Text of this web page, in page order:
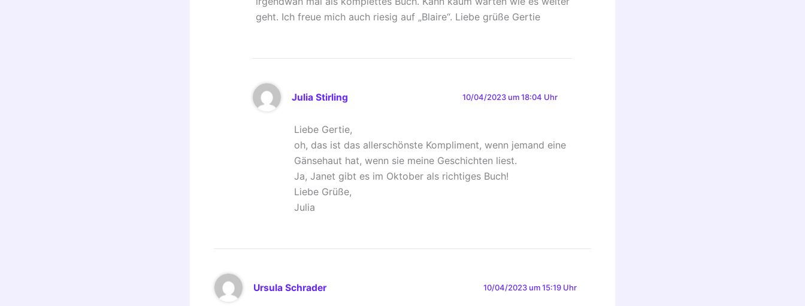
geht. Ich freue mich auch riesig auf „Blaire“. Liebe grüße Gertie
Julia Stirling 10/04/2023 um 18:04 Uhr
Liebe Gertie,
oh, das ist das allerschönste Kompliment, wenn jemand eine
Gänsehaut hat, wenn sie meine Geschichten liest.
Ja, Janet gibt es im Oktober als richtiges Buch!
Liebe Grüße,
Julia
Ursula Schrader 10/04/2023 um 15:19 Uhr